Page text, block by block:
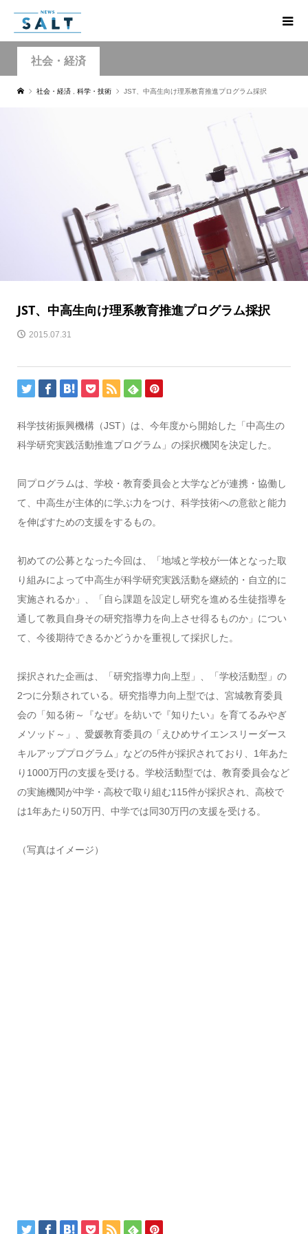
社会・経済
社会・経済 科学・技術 JST、中高生向け理系教育推進プログラム採択
JST、中高生向け理系教育推進プログラム採択
2015.07.31
科学技術振興機構（JST）は、今年度から開始した「中高生の
科学研究実践活動推進プログラム」の採択機関を決定した。
同プログラムは、学校・教育委員会と大学などが連携・協働し
て、中高生が主体的に学ぶ力をつけ、科学技術への意欲と能力
を伸ばすための支援をするもの。
初めての公募となった今回は、「地域と学校が一体となった取
り組みによって中高生が科学研究実践活動を継続的・自立的に
実施されるか」、「自ら課題を設定し研究を進める生徒指導を
通して教員自身その研究指導力を向上させ得るものか」につい
て、今後期待できるかどうかを重視して採択した。
採択された企画は、「研究指導力向上型」、「学校活動型」の
2つに分類されている。研究指導力向上型では、宮城教育委員
会の「知る術～『なぜ』を紡いで『知りたい』を育てるみやぎ
メソッド～」、愛媛教育委員の「えひめサイエンスリーダース
キルアッププログラム」などの5件が採択されており、1年あた
り1000万円の支援を受ける。学校活動型では、教育委員会など
の実施機関が中学・高校で取り組む115件が採択され、高校で
は1年あたり50万円、中学では同30万円の支援を受ける。
（写真はイメージ）